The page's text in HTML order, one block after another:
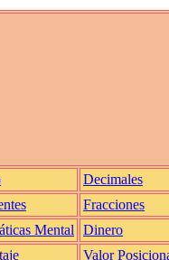
Decimales
Fracciones
Mental
Dinero
Valor